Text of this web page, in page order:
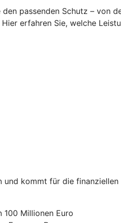
passenden Schutz –
erfahren Sie, welche
kommt für die
100 Millionen Euro